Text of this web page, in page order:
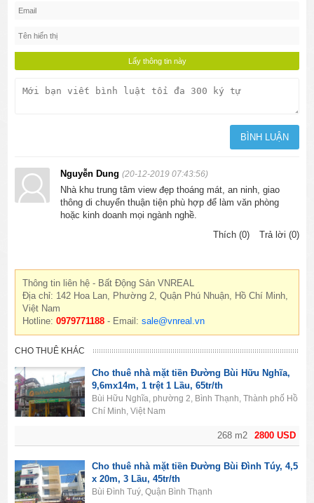
Nguyễn Dung(20-12-2019 07:43:56)
Nhà khu trung tâm view đẹp thoáng mát, an ninh, giao
thông di chuyển thuận tiện phù hợp để làm văn phòng
hoặc kinh doanh mọi ngành nghề.
Thích (0)
Trả lời (0)
Thông tin liên hệ - Bất Động Sản VNREAL
Địa chỉ: 142 Hoa Lan, Phường 2, Quận Phú Nhuận, Hồ Chí Minh,
Việt Nam
Hotline:0979771188 - Email:sale@vnreal.vn
CHO THUÊ KHÁC
2800 USD
268 m2
Cho thuê nhà mặt tiền Đường Bùi Hữu Nghĩa,
9,6mx14m, 1 trệt 1 Lầu, 65tr/th
Bùi Hữu Nghĩa, phường 2, Bình Thạnh, Thành phố Hồ
Chí Minh, Việt Nam
Cho thuê nhà mặt tiền Đường Bùi Đình Túy, 4,5
x 20m, 3 Lầu, 45tr/th
Bùi Đình Tuý, Quận Bình Thạnh